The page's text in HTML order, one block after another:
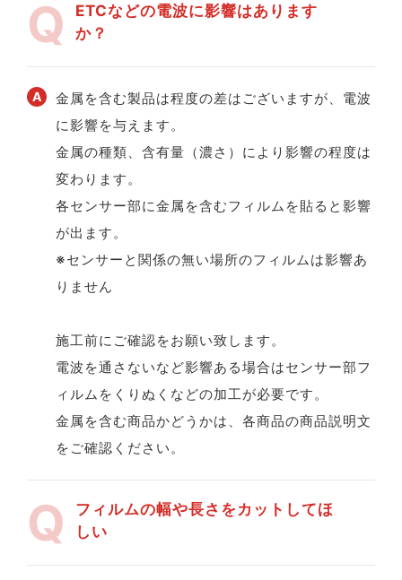
ETCなどの電波に影響はあります
か？
金属を含む製品は程度の差はございますが、電波
に影響を与えます。
金属の種類、含有量（濃さ）により影響の程度は
変わります。
各センサー部に金属を含むフィルムを貼ると影響
が出ます。
※センサーと関係の無い場所のフィルムは影響あ
りません
施工前にご確認をお願い致します。
電波を通さないなど影響ある場合はセンサー部フ
ィルムをくりぬくなどの加工が必要です。
金属を含む商品かどうかは、各商品の商品説明文
をご確認ください。
フィルムの幅や長さをカットしてほ
しい